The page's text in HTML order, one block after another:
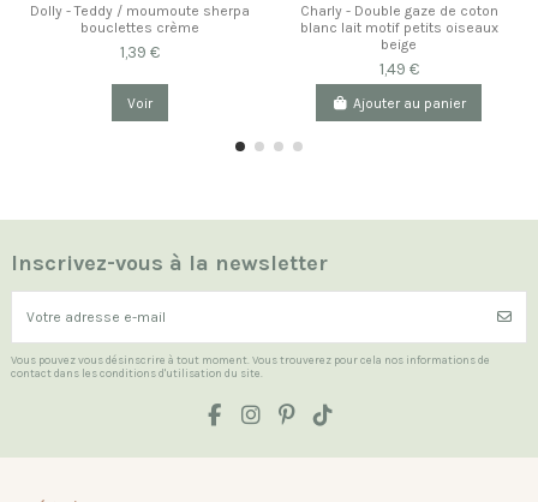
Dolly - Teddy / moumoute sherpa
bouclettes crème
1,39 €
Voir
Charly - Double gaze de coton
blanc lait motif petits oiseaux
beige
1,49 €
Ajouter au panier
Inscrivez-vous à la newsletter
Vous pouvez vous désinscrire à tout moment. Vous trouverez pour cela nos informations de
contact dans les conditions d'utilisation du site.